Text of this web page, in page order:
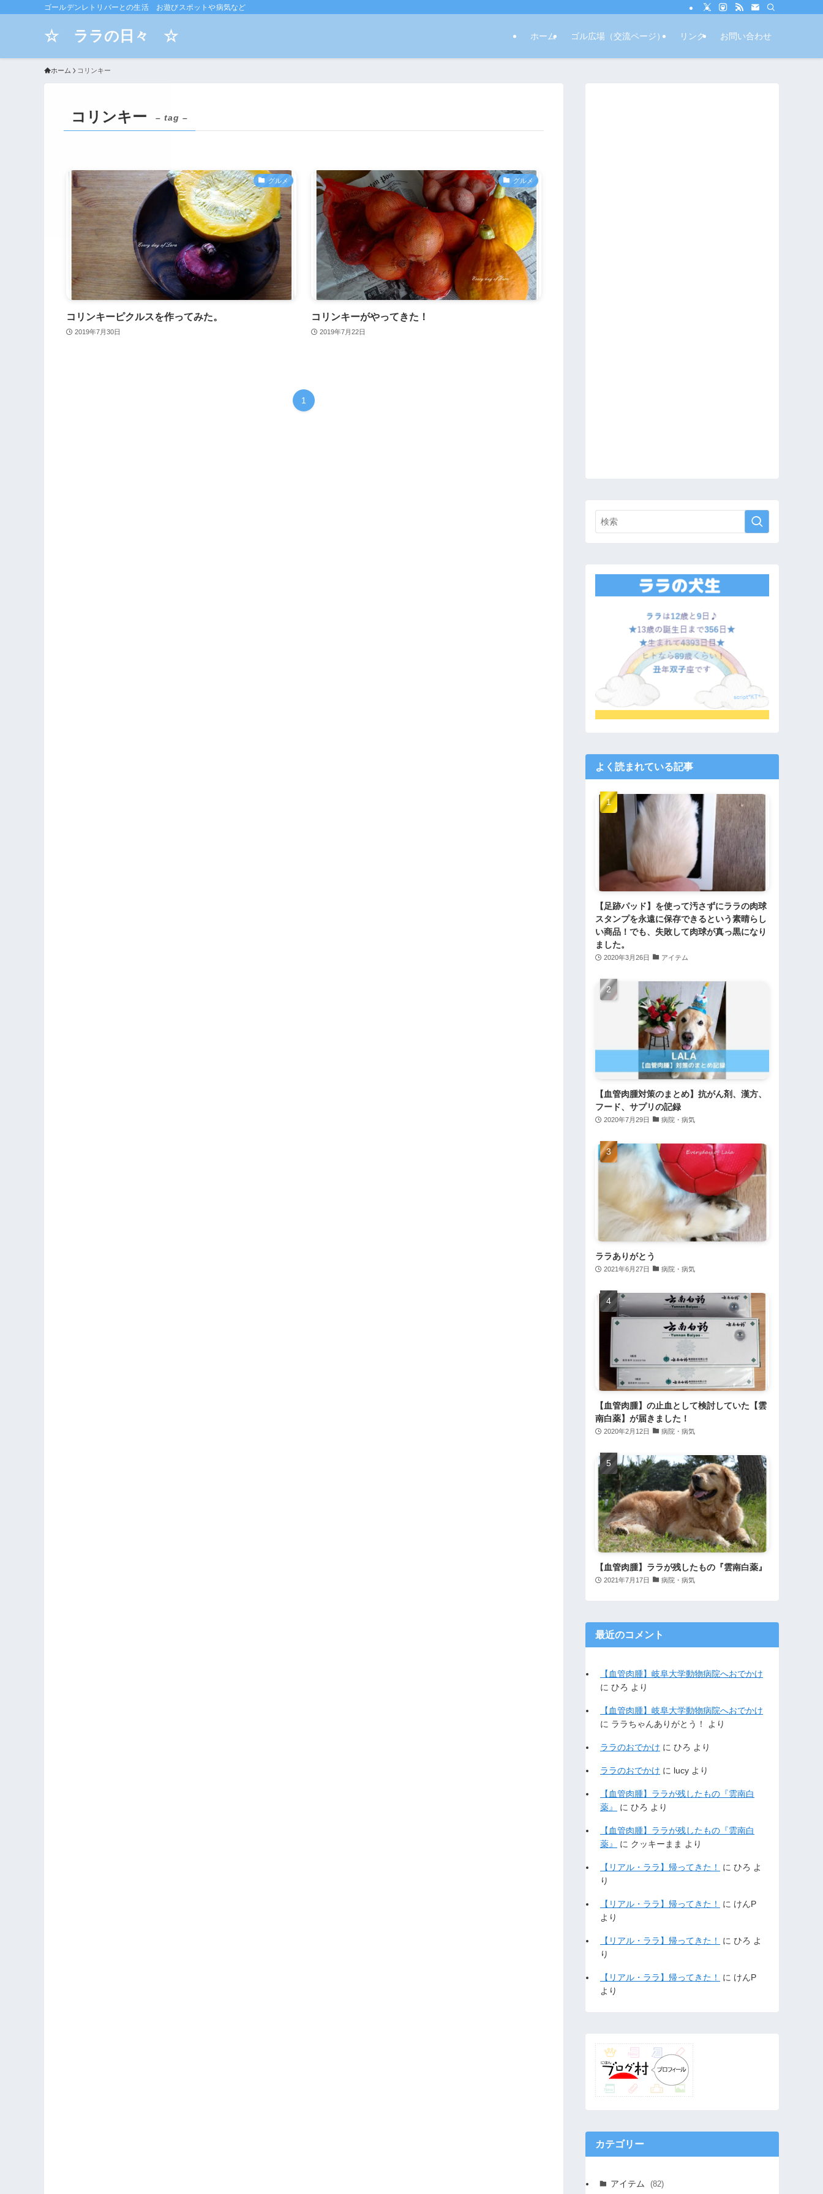
ゴールデンレトリバーとの生活 お遊びスポットや病気など
☆ ララの日々 ☆ ホーム ゴル広場（交流ページ） リンク お問い合わせ
ホーム コリンキー
コリンキー – tag –
グルメ
コリンキーピクルスを作ってみた。
2019年7月30日
グルメ
コリンキーがやってきた！
2019年7月22日
1
よく読まれている記事
【足跡パッド】を使って汚さずにララの肉球
スタンプを永遠に保存できるという素晴らし
い商品！でも、失敗して肉球が真っ黒になり
ました。
2020年3月26日 アイテム
【血管肉腫対策のまとめ】抗がん剤、漢方、
フード、サプリの記録
2020年7月29日 病院・病気
ララありがとう
2021年6月27日 病院・病気
【血管肉腫】の止血として検討していた【雲
南白薬】が届きました！
2020年2月12日 病院・病気
【血管肉腫】ララが残したもの『雲南白薬』
2021年7月17日 病院・病気
最近のコメント
【血管肉腫】岐阜大学動物病院へおでかけ
に ひろ より
【血管肉腫】岐阜大学動物病院へおでかけ
に ララちゃんありがとう！ より
ララのおでかけ に ひろ より
ララのおでかけ に lucy より
【血管肉腫】ララが残したもの『雲南白
薬』
に ひろ より
【血管肉腫】ララが残したもの『雲南白
薬』
に クッキーまま より
【リアル・ララ】帰ってきた！ に ひろ よ
り
【リアル・ララ】帰ってきた！ に けんP
より
【リアル・ララ】帰ってきた！ に ひろ よ
り
【リアル・ララ】帰ってきた！ に けんP
より
カテゴリー
アイテム (82)